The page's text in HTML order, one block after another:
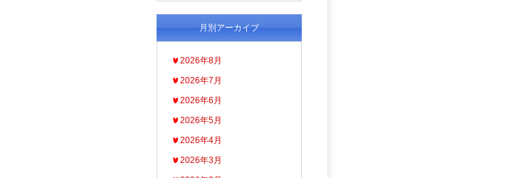
月別アーカイブ
2026年8月
2026年7月
2026年6月
2026年5月
2026年4月
2026年3月